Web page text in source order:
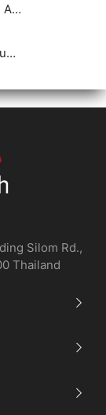
Anthropic เปิดตัว Claude Fable 5 โมเดล AI ระดับ Mythos-class
Microsoft เปิดตัว Majorana 2: ชิป Quantum รุ่นใหม่ที่อาจพา Quantum Computing เข้าใกล้ความจริงมากขึ้น
Silom Rd.,
Thailand